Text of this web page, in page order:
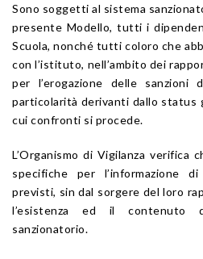
Sono soggetti al sistema
presente Modello, tutti i
Scuola, nonché tutti coloro che
con l’istituto, nell’ambito dei
per l’erogazione delle
particolarità derivanti dallo status
cui confronti si procede.
L’Organismo di Vigilanza verifica
specifiche per l’informazione
previsti, sin dal sorgere del loro
l’esistenza ed il contenuto
sanzionatorio.